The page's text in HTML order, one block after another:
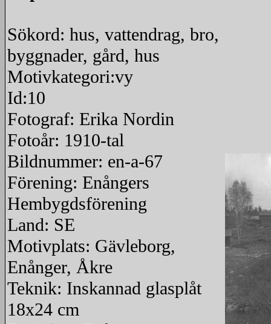
Sökord: hus, vattendrag, bro,
byggnader, gård, hus
Motivkategori:vy
Id:10
Fotograf: Erika Nordin
Fotoår: 1910-tal
Bildnummer: en-a-67
Förening: Enångers
Hembygdsförening
Land: SE
Motivplats: Gävleborg,
Enånger, Åkre
Teknik: Inskannad glasplåt
18x24 cm